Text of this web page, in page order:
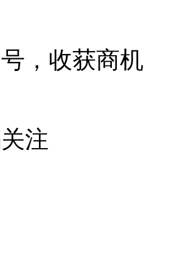
，收获商机
注